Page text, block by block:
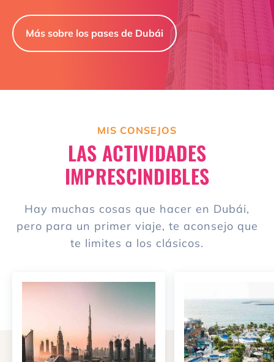
Más sobre los pases de Dubái
MIS CONSEJOS
LAS ACTIVIDADES
IMPRESCINDIBLES
Hay muchas cosas que hacer en Dubái,
pero para un primer viaje, te aconsejo que
te limites a los clásicos.